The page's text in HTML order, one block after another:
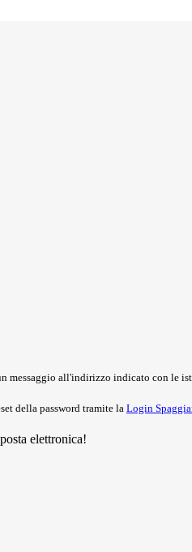
messaggio all'indirizzo indicato con le
della password tramite la Login
elettronica!